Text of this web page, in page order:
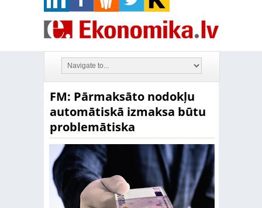
FM: Pārmaksāto nodokļu
automātiskā izmaksa būtu
problemātiska